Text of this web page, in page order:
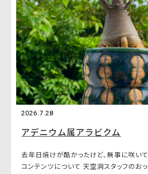
2026.7.28
アデニウム属アラビクム
去年日焼けが酷かったけど、無事に咲い
コンテンツについて 天空洞スタッフのおっ